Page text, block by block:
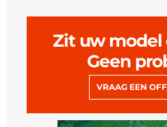
Zit uw model
Geen
VRAAG EEN